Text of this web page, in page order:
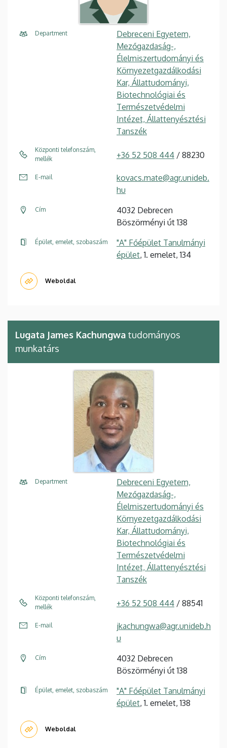
Department
Debreceni Egyetem,
Mezőgazdaság-,
Élelmiszertudományi és
Környezetgazdálkodási
Kar, Állattudományi,
Biotechnológiai és
Természetvédelmi
Intézet, Állattenyésztési
Tanszék
Központi telefonszám,
mellék
+36 52 508 444 / 88230
E-mail
kovacs.mate@agr.unideb.
hu
Cím
4032 Debrecen
Böszörményi út 138
Épület, emelet, szobaszám
"A" Főépület Tanulmányi
épület, 1. emelet, 134
Weboldal
Lugata James Kachungwa tudományos
munkatárs
Department
Debreceni Egyetem,
Mezőgazdaság-,
Élelmiszertudományi és
Környezetgazdálkodási
Kar, Állattudományi,
Biotechnológiai és
Természetvédelmi
Intézet, Állattenyésztési
Tanszék
Központi telefonszám,
mellék
+36 52 508 444 / 88541
E-mail
jkachungwa@agr.unideb.h
u
Cím
4032 Debrecen
Böszörményi út 138
Épület, emelet, szobaszám
"A" Főépület Tanulmányi
épület, 1. emelet, 138
Weboldal